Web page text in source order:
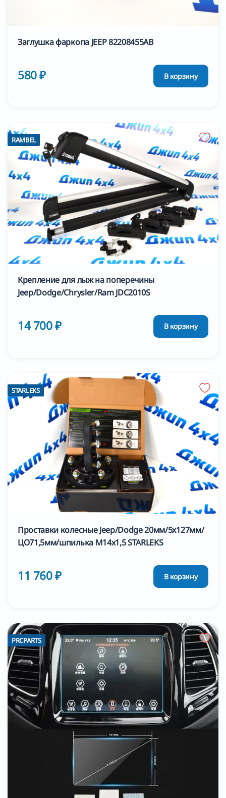
Заглушка фаркопа JEEP 82208455AB
580 ₽ В корзину
RAMBEL
Крепление для лыж на поперечины
Jeep/Dodge/Chrysler/Ram JDC2010S
14 700 ₽ В корзину
STARLEKS
Проставки колесные Jeep/Dodge 20мм/5х127мм/
ЦО71,5мм/шпилька М14х1,5 STARLEKS
11 760 ₽ В корзину
PRCPARTS